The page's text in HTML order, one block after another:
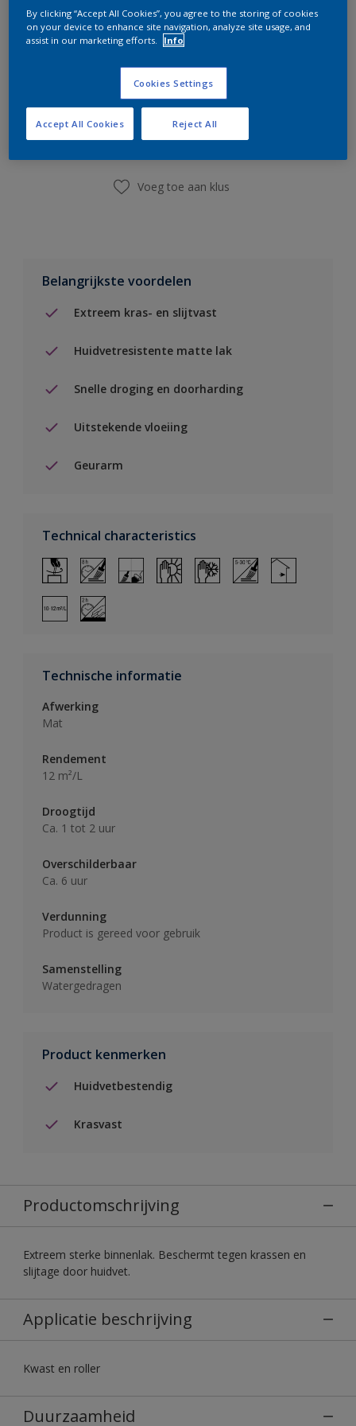
Boodschappenlijst
Vind een winkel
Voeg toe aan klus
Belangrijkste voordelen
Extreem kras- en slijtvast
Huidvetresistente matte lak
Snelle droging en doorharding
Uitstekende vloeiing
Geurarm
Technical characteristics
Technische informatie
Afwerking
Mat
Rendement
12 m²/L
Droogtijd
Ca. 1 tot 2 uur
Overschilderbaar
Ca. 6 uur
Verdunning
Product is gereed voor gebruik
Samenstelling
Watergedragen
Product kenmerken
Huidvetbestendig
Krasvast
Productomschrijving
Extreem sterke binnenlak. Beschermt tegen krassen en
slijtage door huidvet.
Applicatie beschrijving
Kwast en roller
Duurzaamheid
By clicking “Accept All Cookies”, you agree to the storing of cookies
on your device to enhance site navigation, analyze site usage, and
assist in our marketing efforts.
Info
Cookies Settings
Reject All
Accept All Cookies